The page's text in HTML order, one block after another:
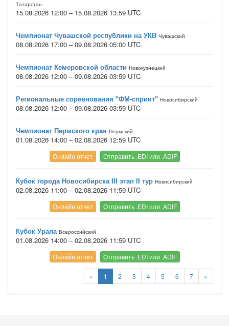
Татарстан
15.08.2026 12:00 – 15.08.2026 13:59 UTC
Чемпионат Чувашской республики на УКВ Чувашский
08.08.2026 17:00 – 09.08.2026 05:00 UTC
Чемпионат Кемеровской области Новокузнецкий
08.08.2026 12:00 – 09.08.2026 03:59 UTC
Региональные соревнования "ФМ-спринт" Новосибирский
08.08.2026 12:00 – 09.08.2026 03:59 UTC
Чемпионат Пермского края Пермский
01.08.2026 14:00 – 02.08.2026 12:59 UTC
Онлайн отчет Отправить .EDI или .ADIF
Кубок города Новосибирска III этап II тур Новосибирский
02.08.2026 11:00 – 02.08.2026 11:59 UTC
Онлайн отчет Отправить .EDI или .ADIF
Кубок Урала Всероссийский
01.08.2026 14:00 – 02.08.2026 11:59 UTC
Онлайн отчет Отправить .EDI или .ADIF
« 1 2 3 4 5 6 7 »